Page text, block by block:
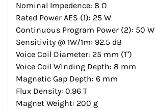
Nominal Impedence: 8 Ω
Rated Power AES (1): 25 W
Continuous Program Power (2): 50 W
Sensitivity @ 1W/1m: 92.5 dB
Voice Coil Diameter: 25 mm (1")
Voice Coil Winding Depth: 8 mm
Magnetic Gap Depth: 6 mm
Flux Density: 0.96 T
Magnet Weight: 200 g